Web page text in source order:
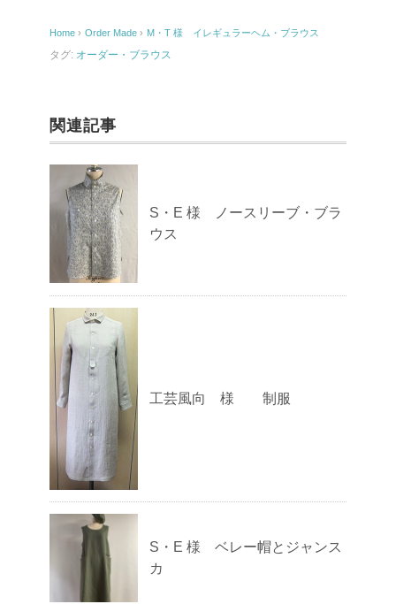
o
o
Home › Order Made › M・T 様 イレギュラーヘム・ブラウス
タグ: オーダー・ブラウス
関連記事
S・E 様 ノースリーブ・ブラ
ウス
工芸風向 様 制服
S・E 様 ベレー帽とジャンス
カ